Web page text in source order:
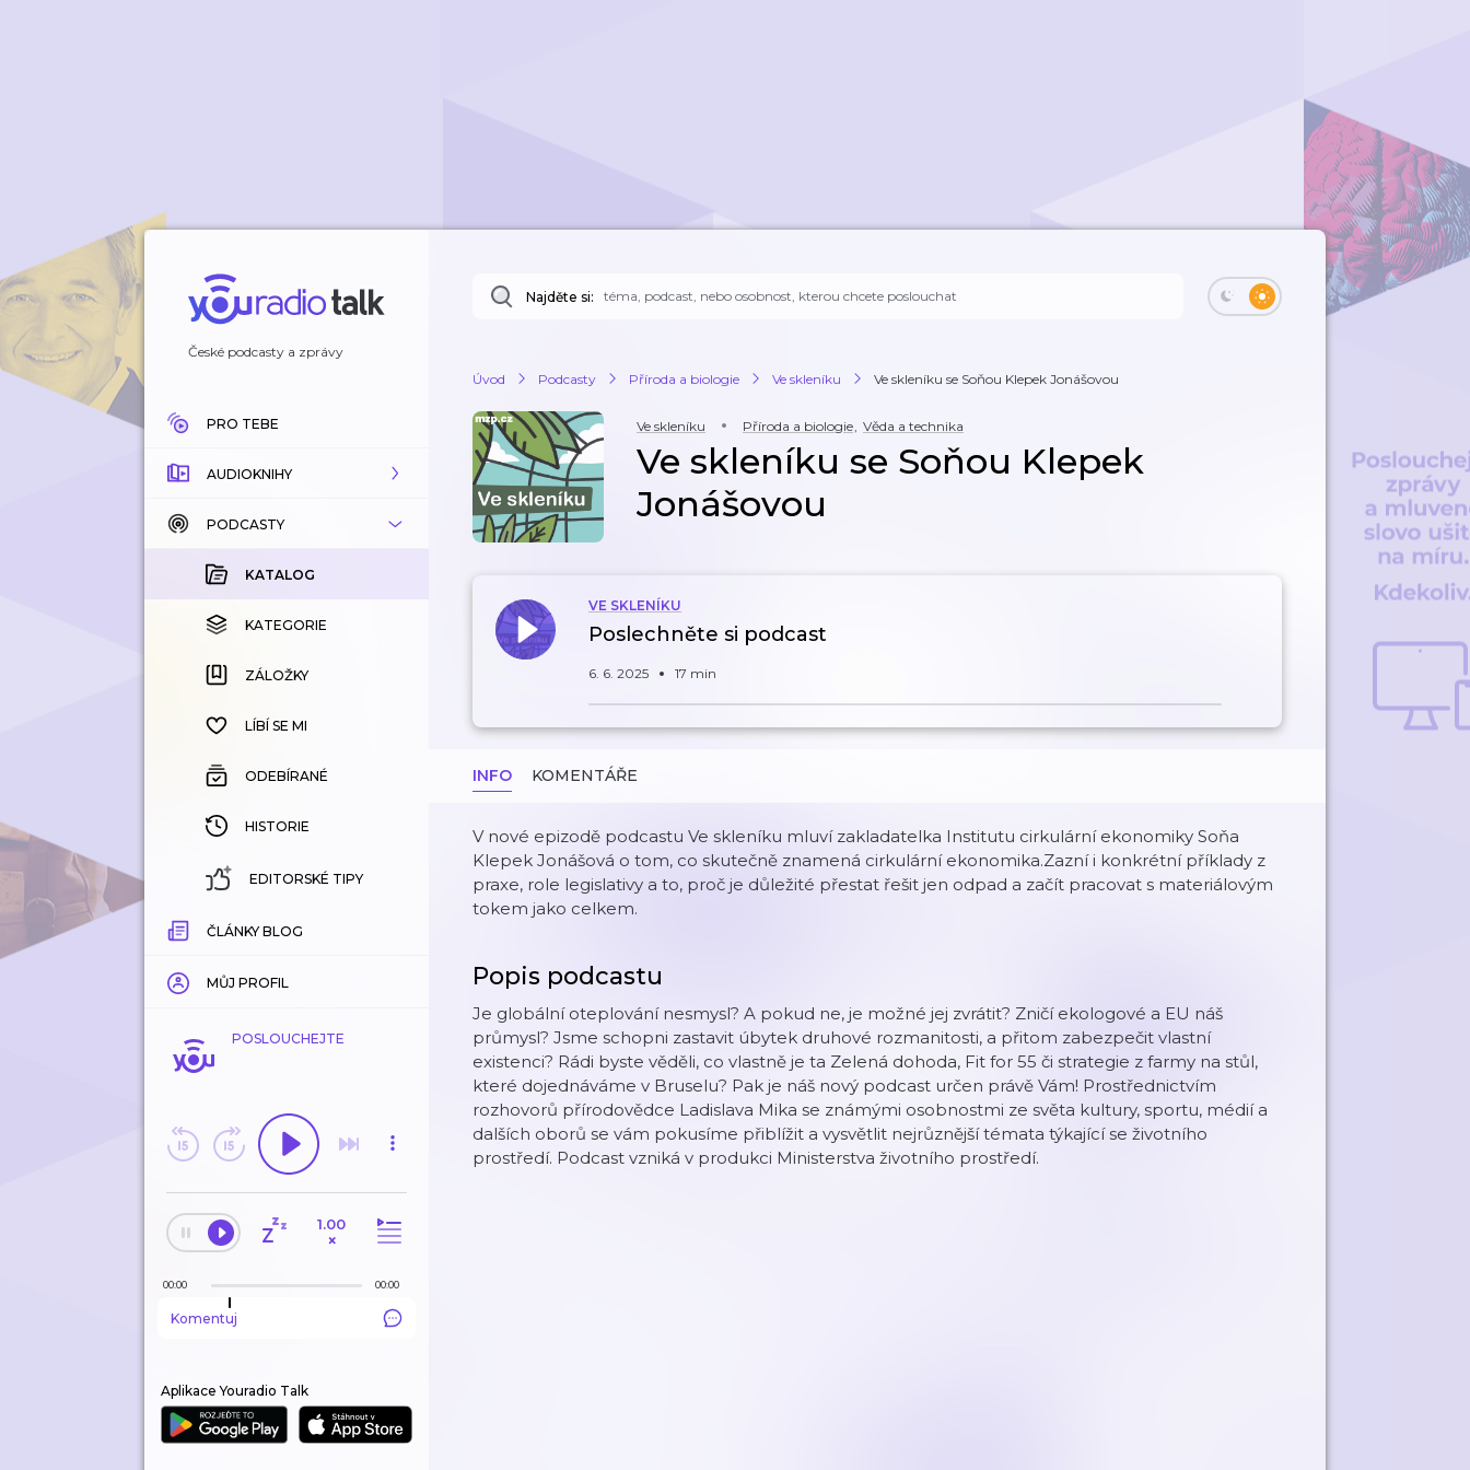
České podcasty a zprávy
PRO TEBE
AUDIOKNIHY
KATALOG
KOUPENÉ
KATEGORIE
ZÁLOŽKY
HISTORIE
PODCASTY
KATALOG
KATEGORIE
ZÁLOŽKY
LÍBÍ SE MI
ODEBÍRANÉ
HISTORIE
EDITORSKÉ TIPY
ČLÁNKY BLOG
MŮJ PROFIL
POSLOUCHEJTE
1.00
×
00:00 00:00
Komentuj
Aplikace Youradio Talk
Najděte si:
Úvod Podcasty Příroda a biologie Ve skleníku Ve skleníku se Soňou Klepek Jonášovou
Ve skleníku Příroda a biologie, Věda a technika
Ve skleníku se Soňou Klepek
Jonášovou
VE SKLENÍKU
Poslechněte si podcast
6. 6. 2025 17 min
INFO KOMENTÁŘE
V nové epizodě podcastu Ve skleníku mluví zakladatelka Institutu cirkulární ekonomiky Soňa
Klepek Jonášová o tom, co skutečně znamená cirkulární ekonomika.Zazní i konkrétní příklady z
praxe, role legislativy a to, proč je důležité přestat řešit jen odpad a začít pracovat s materiálovým
tokem jako celkem.
Popis podcastu
Je globální oteplování nesmysl? A pokud ne, je možné jej zvrátit? Zničí ekologové a EU náš
průmysl? Jsme schopni zastavit úbytek druhové rozmanitosti, a přitom zabezpečit vlastní
existenci? Rádi byste věděli, co vlastně je ta Zelená dohoda, Fit for 55 či strategie z farmy na stůl,
které dojednáváme v Bruselu? Pak je náš nový podcast určen právě Vám! Prostřednictvím
rozhovorů přírodovědce Ladislava Mika se známými osobnostmi ze světa kultury, sportu, médií a
dalších oborů se vám pokusíme přiblížit a vysvětlit nejrůznější témata týkající se životního
prostředí. Podcast vzniká v produkci Ministerstva životního prostředí.